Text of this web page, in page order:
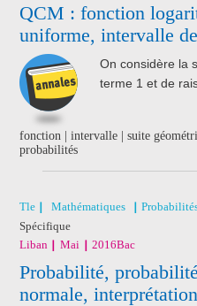
QCM : fonction
uniforme, intervalle
On considère la
terme 1 et de
fonction | intervalle | suite
probabilités
Tle Mathématiques
Spécifique
Liban
Mai 2016Bac
Probabilité,
normale,